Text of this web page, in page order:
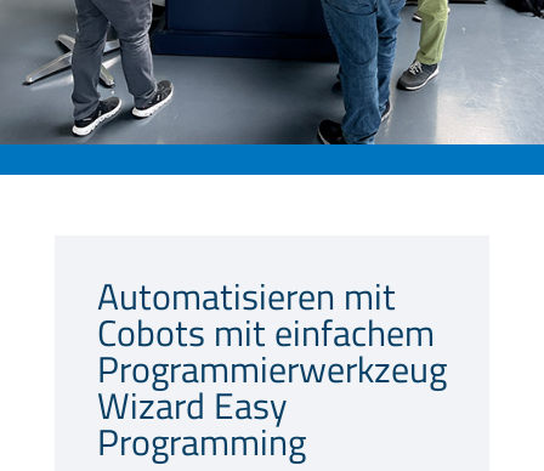
Automatisieren mit
Cobots mit einfachem
Programmierwerkzeug
Wizard Easy
Programming